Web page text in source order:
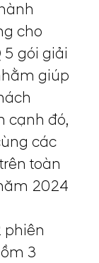
cho
gói giải
giúp
cạnh đó,
các
toàn
2024
phiên
3